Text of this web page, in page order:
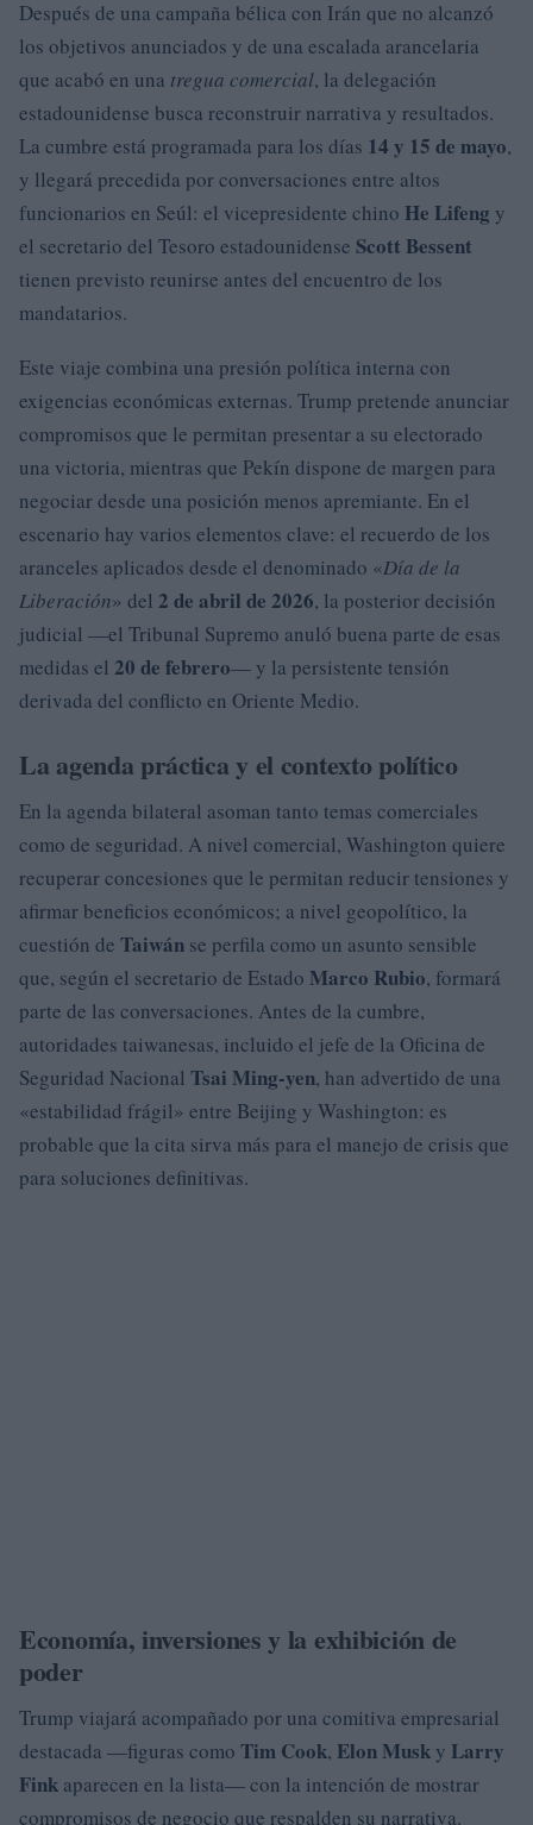
Después de una campaña bélica con Irán que no alcanzó
los objetivos anunciados y de una escalada arancelaria
que acabó en una tregua comercial, la delegación
estadounidense busca reconstruir narrativa y resultados.
La cumbre está programada para los días 14 y 15 de mayo,
y llegará precedida por conversaciones entre altos
funcionarios en Seúl: el vicepresidente chino He Lifeng y
el secretario del Tesoro estadounidense Scott Bessent
tienen previsto reunirse antes del encuentro de los
mandatarios.
Este viaje combina una presión política interna con
exigencias económicas externas. Trump pretende anunciar
compromisos que le permitan presentar a su electorado
una victoria, mientras que Pekín dispone de margen para
negociar desde una posición menos apremiante. En el
escenario hay varios elementos clave: el recuerdo de los
aranceles aplicados desde el denominado «Día de la
Liberación» del 2 de abril de 2026, la posterior decisión
judicial —el Tribunal Supremo anuló buena parte de esas
medidas el 20 de febrero— y la persistente tensión
derivada del conflicto en Oriente Medio.
La agenda práctica y el contexto político
En la agenda bilateral asoman tanto temas comerciales
como de seguridad. A nivel comercial, Washington quiere
recuperar concesiones que le permitan reducir tensiones y
afirmar beneficios económicos; a nivel geopolítico, la
cuestión de Taiwán se perfila como un asunto sensible
que, según el secretario de Estado Marco Rubio, formará
parte de las conversaciones. Antes de la cumbre,
autoridades taiwanesas, incluido el jefe de la Oficina de
Seguridad Nacional Tsai Ming-yen, han advertido de una
«estabilidad frágil» entre Beijing y Washington: es
probable que la cita sirva más para el manejo de crisis que
para soluciones definitivas.
Economía, inversiones y la exhibición de
poder
Trump viajará acompañado por una comitiva empresarial
destacada —figuras como Tim Cook, Elon Musk y Larry
Fink aparecen en la lista— con la intención de mostrar
compromisos de negocio que respalden su narrativa.